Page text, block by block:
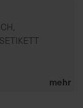
mehr